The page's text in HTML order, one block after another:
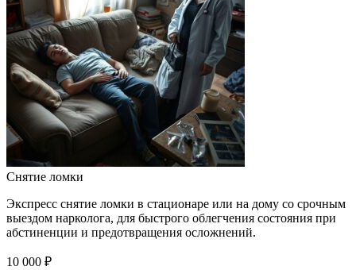
Снятие ломки
Экспресс снятие ломки в стационаре или на дому со срочным
выездом нарколога, для быстрого облегчения состояния при
абстиненции и предотвращения осложнений.
10 000 ₽